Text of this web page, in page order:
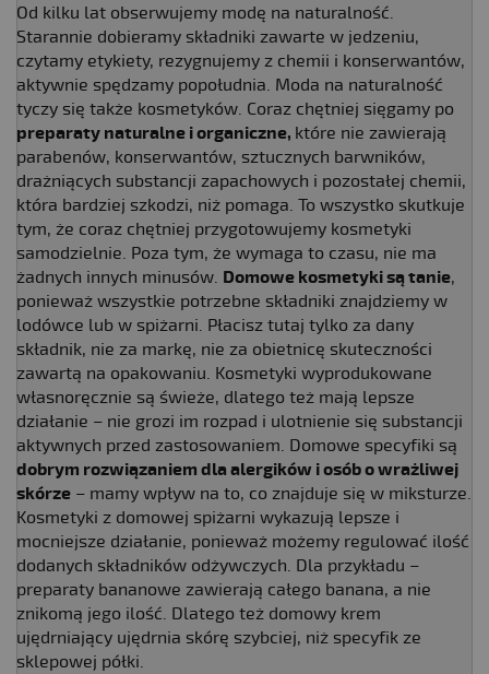
Od kilku lat obserwujemy modę na naturalność.
Starannie dobieramy składniki zawarte w jedzeniu,
czytamy etykiety, rezygnujemy z chemii i konserwantów,
aktywnie spędzamy popołudnia. Moda na naturalność
tyczy się także kosmetyków. Coraz chętniej sięgamy po
preparaty naturalne i organiczne, które nie zawierają
parabenów, konserwantów, sztucznych barwników,
drażniących substancji zapachowych i pozostałej chemii,
która bardziej szkodzi, niż pomaga. To wszystko skutkuje
tym, że coraz chętniej przygotowujemy kosmetyki
samodzielnie. Poza tym, że wymaga to czasu, nie ma
żadnych innych minusów. Domowe kosmetyki są tanie,
ponieważ wszystkie potrzebne składniki znajdziemy w
lodówce lub w spiżarni. Płacisz tutaj tylko za dany
składnik, nie za markę, nie za obietnicę skuteczności
zawartą na opakowaniu. Kosmetyki wyprodukowane
własnoręcznie są świeże, dlatego też mają lepsze
działanie – nie grozi im rozpad i ulotnienie się substancji
aktywnych przed zastosowaniem. Domowe specyfiki są
dobrym rozwiązaniem dla alergików i osób o wrażliwej
skórze – mamy wpływ na to, co znajduje się w miksturze.
Kosmetyki z domowej spiżarni wykazują lepsze i
mocniejsze działanie, ponieważ możemy regulować ilość
dodanych składników odżywczych. Dla przykładu –
preparaty bananowe zawierają całego banana, a nie
znikomą jego ilość. Dlatego też domowy krem
ujędrniający ujędrnia skórę szybciej, niż specyfik ze
sklepowej półki.